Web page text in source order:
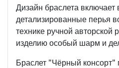
Дизайн браслета включает
детализированные перья
технике ручной авторской
изделию особый шарм и
Браслет "Чёрный консорт"